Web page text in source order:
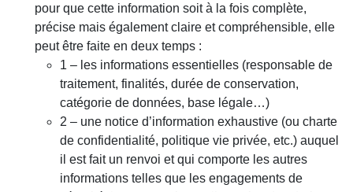
pour que cette information soit à la fois complète,
précise mais également claire et compréhensible, elle
peut être faite en deux temps :
1 – les informations essentielles (responsable de
traitement, finalités, durée de conservation,
catégorie de données, base légale…)
2 – une notice d’information exhaustive (ou charte
de confidentialité, politique vie privée, etc.) auquel
il est fait un renvoi et qui comporte les autres
informations telles que les engagements de